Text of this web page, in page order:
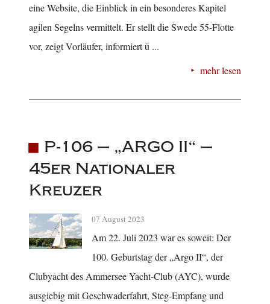
eine Website, die Einblick in ein besonderes Kapitel
agilen Segelns vermittelt. Er stellt die Swede 55-Flotte
vor, zeigt Vorläufer, informiert ü ...
mehr lesen
P-106 – „ARGO II“ –
45er Nationaler
Kreuzer
07 August 2023
Am 22. Juli 2023 war es soweit: Der
100. Geburtstag der „Argo II“, der
Clubyacht des Ammersee Yacht-Club (AYC), wurde
ausgiebig mit Geschwaderfahrt, Steg-Empfang und